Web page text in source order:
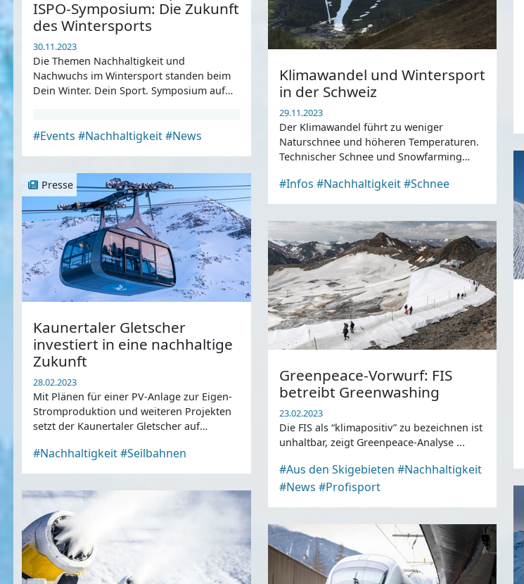
ISPO-Symposium: Die Zukunft
des Wintersports
30.11.2023
Die Themen Nachhaltigkeit und
Nachwuchs im Wintersport standen beim
Dein Winter. Dein Sport. Symposium auf
#Events #Nachhaltigkeit#News
Klimawandel und Wintersport
in der Schweiz
29.11.2023
Der Klimawandel führt zu weniger
Naturschnee und höheren Temperaturen.
Technischer Schnee und Snowfarming
#Infos #Nachhaltigkeit#Schnee
Presse
Kaunertaler Gletscher
investiert in eine nachhaltige
Zukunft
28.02.2023
Mit Plänen für einer PV-Anlage zur Eigen-
Stromproduktion und weiteren Projekten
setzt der Kaunertaler Gletscher auf
#Nachhaltigkeit#Seilbahnen
Greenpeace-Vorwurf: FIS
betreibt Greenwashing
23.02.2023
Die FIS als “klimapositiv” zu bezeichnen ist
unhaltbar, zeigt Greenpeace-Analyse ...
#Aus den Skigebieten #Nachhaltigkeit
#News #Profisport